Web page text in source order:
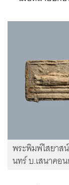
พระพิมพ์ไสยาส
นทร์ บ.เสนาคอ